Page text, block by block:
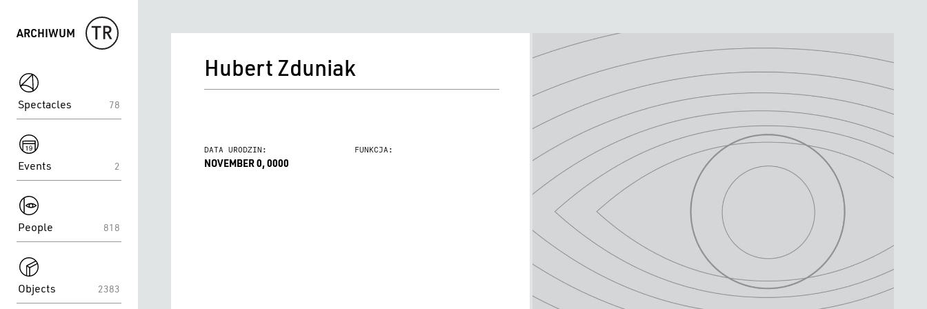
ARCHIWUM
Spectacles 78
Events 2
People 818
Objects 2383
Hubert Zduniak
DATA URODZIN:
NOVEMBER 0, 0000
FUNKCJA: